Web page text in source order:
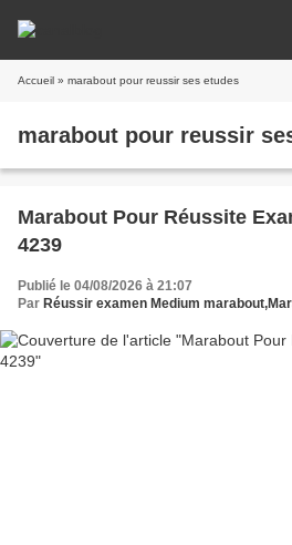
Accueil » marabout pour reussir ses etudes
marabout pour reussir
Marabout Pour Réussite
4239
Publié le 04/08/2026 à 21:07
Par Réussir examen Medium marabout,Marabout pour